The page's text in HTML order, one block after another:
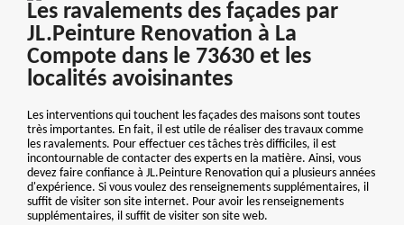
Les ravalements des façades par
JL.Peinture Renovation à La
Compote dans le 73630 et les
localités avoisinantes
Les interventions qui touchent les façades des maisons sont toutes
très importantes. En fait, il est utile de réaliser des travaux comme
les ravalements. Pour effectuer ces tâches très difficiles, il est
incontournable de contacter des experts en la matière. Ainsi, vous
devez faire confiance à JL.Peinture Renovation qui a plusieurs années
d'expérience. Si vous voulez des renseignements supplémentaires, il
suffit de visiter son site internet. Pour avoir les renseignements
supplémentaires, il suffit de visiter son site web.